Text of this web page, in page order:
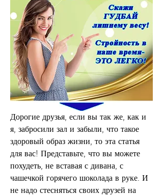
Дорогие друзья, если вы так же, как и
я, забросили зал и забыли, что такое
здоровый образ жизни, то эта статья
для вас! Представьте, что вы можете
похудеть, не вставая с дивана, с
чашечкой горячего шоколада в руке. И
не надо стесняться своих друзей на